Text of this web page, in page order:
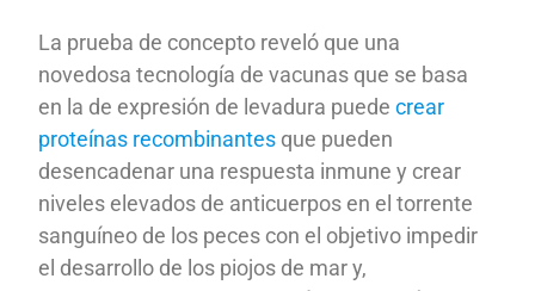
La prueba de concepto reveló que una
novedosa tecnología de vacunas que se basa
en la de expresión de levadura puedecrear
proteínas recombinantes que pueden
desencadenar una respuesta inmune y crear
niveles elevados de anticuerpos en el torrente
sanguíneo de los peces con el objetivo impedir
el desarrollo de los piojos de mar y,